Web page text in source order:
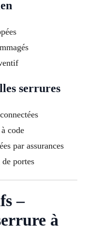
serrures
code
par assurances
portes
–
à